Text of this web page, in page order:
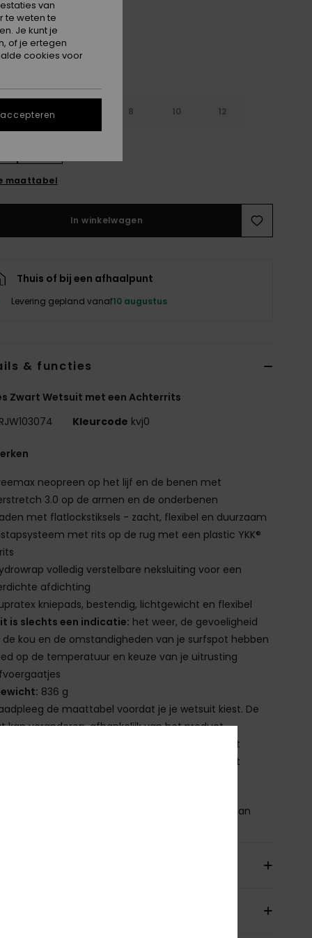
4 8 10 12
maattabel
In winkelwagen
Thuis of bij een afhaalpunt
Levering gepland vanaf10 augustus
& functies
Zwart Wetsuit met een Achterrits
Kleurcode kvj0
neopreen op het lijf en de benen met
3.0 op de armen en de onderbenen
met flatlockstiksels - zacht, flexibel en duurzaam
met rits op de rug met een plastic YKK®
volledig verstelbare neksluiting voor een
afdichting
kniepads, bestendig, lichtgewicht en flexibel
is slechts een indicatie: het weer, de gevoeligheid
de kou en de omstandigheden van je surfspot hebben
op de temperatuur en keuze van je uitrusting
836 g
de maattabel voordat je je wetsuit kiest. De
kan veranderen, afhankelijk van het product
Om mij te verzorgen: na elk gebruik afspoelen met
binnenstebuiten en buiten direct zonlicht
[Hoofdmateriaal] 83% nylon, 17% elastaan
van
te weten te
Je kunt je
of je ertegen
cookies voor